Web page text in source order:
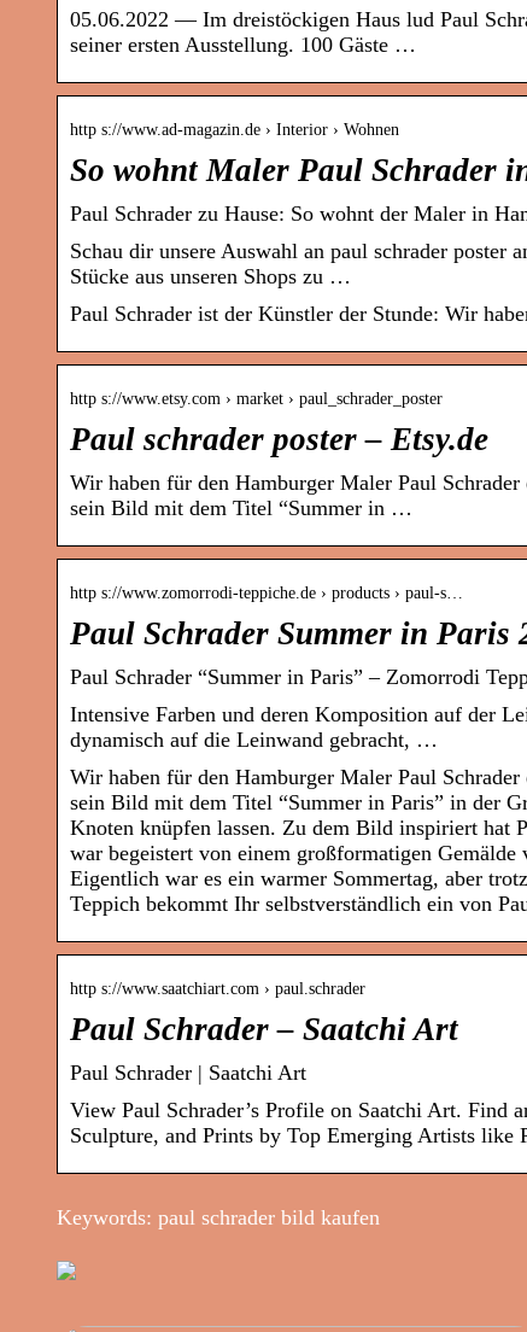
05.06.2022 — Im dreistöckigen Haus lud Paul
seiner ersten Ausstellung. 100 Gäste …
http s://www.ad-magazin.de › Interior › Wohnen
So wohnt Maler Paul Schrader
Paul Schrader zu Hause: So wohnt der Maler in
Schau dir unsere Auswahl an paul schrader poster
Stücke aus unseren Shops zu …
Paul Schrader ist der Künstler der Stunde: Wir
http s://www.etsy.com › market › paul_schrader_poster
Paul schrader poster – Etsy.de
Wir haben für den Hamburger Maler Paul
sein Bild mit dem Titel “Summer in …
http s://www.zomorrodi-teppiche.de › products › paul-s…
Paul Schrader Summer in Paris
Paul Schrader “Summer in Paris” – Zomorrodi
Intensive Farben und deren Komposition auf der
dynamisch auf die Leinwand gebracht, …
Wir haben für den Hamburger Maler Paul
sein Bild mit dem Titel “Summer in Paris” in der
Knoten knüpfen lassen. Zu dem Bild inspiriert hat
war begeistert von einem großformatigen
Eigentlich war es ein warmer Sommertag, aber
Teppich bekommt Ihr selbstverständlich ein von
http s://www.saatchiart.com › paul.schrader
Paul Schrader – Saatchi Art
Paul Schrader | Saatchi Art
View Paul Schrader’s Profile on Saatchi Art. Find
Sculpture, and Prints by Top Emerging Artists like
Keywords: paul schrader bild kaufen